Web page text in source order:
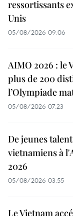
ressortissants
Unis
05/08/2026 09:06
AIMO 2026 : le
plus de 200
l’Olympiade
05/08/2026 07:23
De jeunes
vietnamiens à
2026
05/08/2026 03:55
Le Vietnam